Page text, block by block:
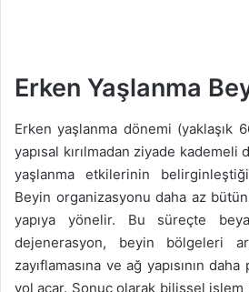
Erken Yaşlanma
Erken yaşlanma dönemi (yaklaşık
yapısal kırılmadan ziyade
yaşlanma etkilerinin
Beyin organizasyonu daha az
yapıya yönelir. Bu süreçte
dejenerasyon, beyin bölgeleri
zayıflamasına ve ağ yapısının
yol açar. Sonuç olarak bilişsel işlem